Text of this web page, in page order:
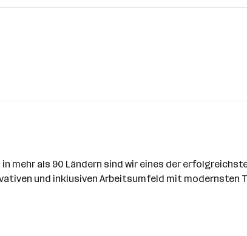
mehr als 90 Ländern sind wir eines der
und inklusiven Arbeitsumfeld mit modernsten